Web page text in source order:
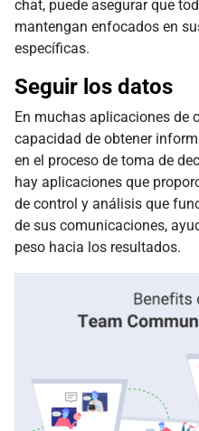
chat, puede asegurar que
mantengan enfocados en
específicas.
Seguir los datos
En muchas aplicaciones de
capacidad de obtener
en el proceso de toma de
hay aplicaciones que
de control y análisis que
de sus comunicaciones,
peso hacia los resultados.